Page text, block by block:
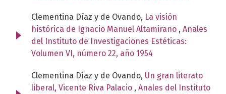
Clementina Díaz y de Ovando, La visión
histórica de Ignacio Manuel Altamirano , Anales
del Instituto de Investigaciones Estéticas:
Volumen VI, número 22, año 1954
Clementina Díaz y de Ovando, Un gran literato
liberal, Vicente Riva Palacio , Anales del Instituto